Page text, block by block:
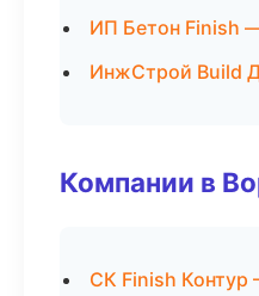
ИП Бетон Finish
ИнжСтрой Build
Компании в
СК Finish